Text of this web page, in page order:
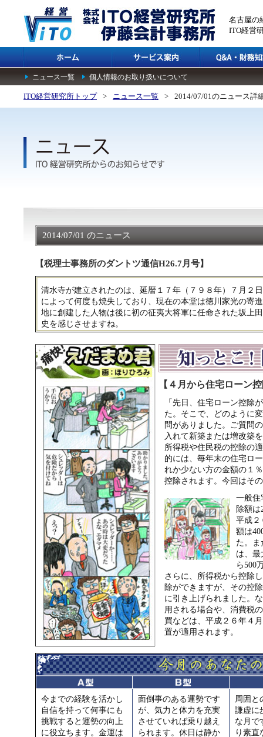
名古屋の
ITO経営
ニュース一覧 個人情報のお取り扱いについて
ITO経営研究所トップ > ニュース一覧 > 2014/07/01のニュース詳
2014/07/01 のニュース
【税理士事務所のダントツ通信H26.7月号】
清水寺が建立されたのは、延暦１７年（７９８年）７月２
によって何度も焼失しており、現在の本堂は徳川家光の寄
地に創建した人物は後に初の征夷大将軍に任命された坂上
史を感じさせますね。
【４月から住宅ローン
「先日、住宅ローン控除
た。そこで、どのように
問がありました。ご質問
入れて新築または増改築
所得税や住民税の控除の
的には、毎年末の住宅ロ
れか少ない方の金額の１
控除されます。今回はそ
一般住
除額
平成２
額は
た。ま
は、最
ら500
さらに、所得税から控除
除ができますが、その控
に引き上げられました。
用される場合や、消費税
買などは、平成２６年４
置が適用されます。
今までの経験を活かし
自信を持って何事にも
挑戦すると運勢の向上
に役立ちます。金運は
面倒事のある運勢です
が、気力と体力を充実
させていれば乗り越え
られます。休日は静か
周囲と
謙虚に
な月で
り素直